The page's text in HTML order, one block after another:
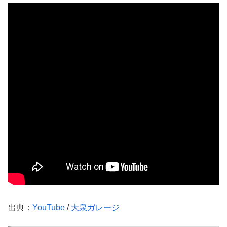
出典： YouTube / 大泉ガレージ